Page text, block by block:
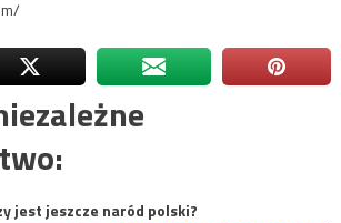
jest jeszcze naród polski?